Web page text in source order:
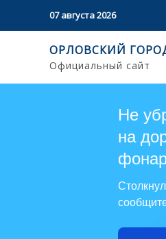
07 августа 2026
ОРЛОВСКИЙ
Официальный сайт
Не
на